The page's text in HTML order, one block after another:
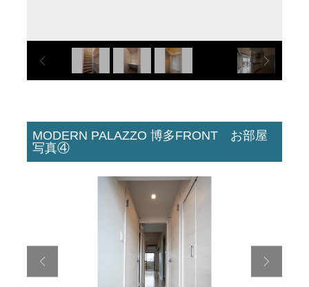
MODERN PALAZZO 博多FRONT お部屋
写真④